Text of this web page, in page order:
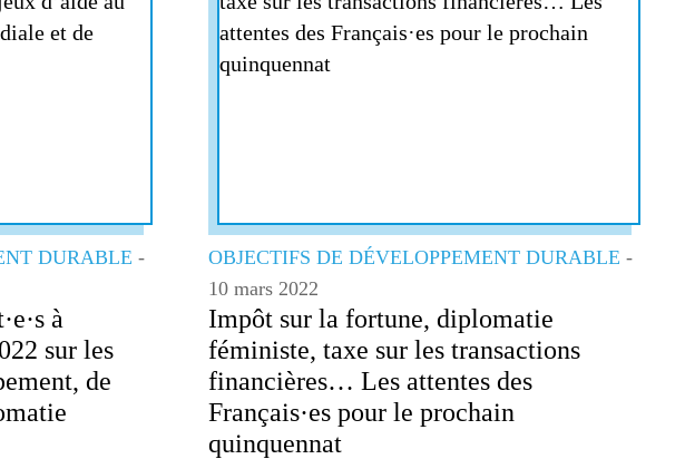
G7 / G20
TOUS LES THÈMES
VIDÉOS
DURABLE -
à
sur les
de
OBJECTIFS DE DÉVELOPPEMENT DURABLE -
10 mars 2022
Impôt sur la fortune, diplomatie
féministe, taxe sur les transactions
financières… Les attentes des
Français·es pour le prochain
quinquennat